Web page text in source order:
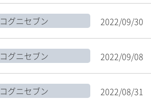
コグニセブン 2022/09/30
コグニセブン 2022/09/08
コグニセブン 2022/08/31